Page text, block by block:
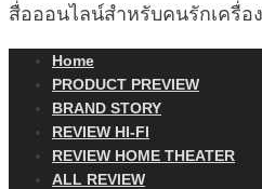
สื่อออนไลน์สำหรับคนรักเครื่อ
Home
PRODUCT PREVIEW
BRAND STORY
REVIEW HI-FI
REVIEW HOME THEATER
ALL REVIEW